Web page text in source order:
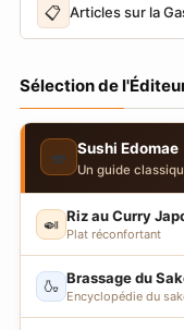
📋 Articles sur la
Sélection de
🍣 Sushi Edomae
Un guide
🍛 Riz au Curry
Plat réconfortant
🍶 Brassage du
Encyclopédie du